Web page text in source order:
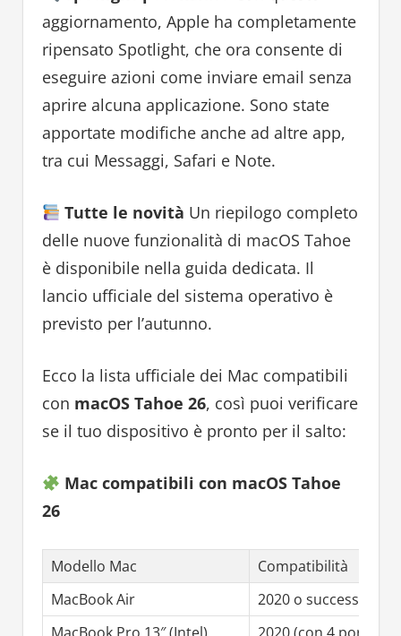
aggiornamento, Apple ha completamente
ripensato Spotlight, che ora consente di
eseguire azioni come inviare email senza
aprire alcuna applicazione. Sono state
apportate modifiche anche ad altre app,
tra cui Messaggi, Safari e Note.
Tutte le novità Un riepilogo completo
delle nuove funzionalità di macOS Tahoe
è disponibile nella guida dedicata. Il
lancio ufficiale del sistema operativo è
previsto per l’autunno.
Ecco la lista ufficiale dei Mac compatibili
con macOS Tahoe 26, così puoi verificare
se il tuo dispositivo è pronto per il salto:
Mac compatibili con macOS Tahoe
26
Modello Mac
Compatibilità
MacBook Air
2020 o successivo